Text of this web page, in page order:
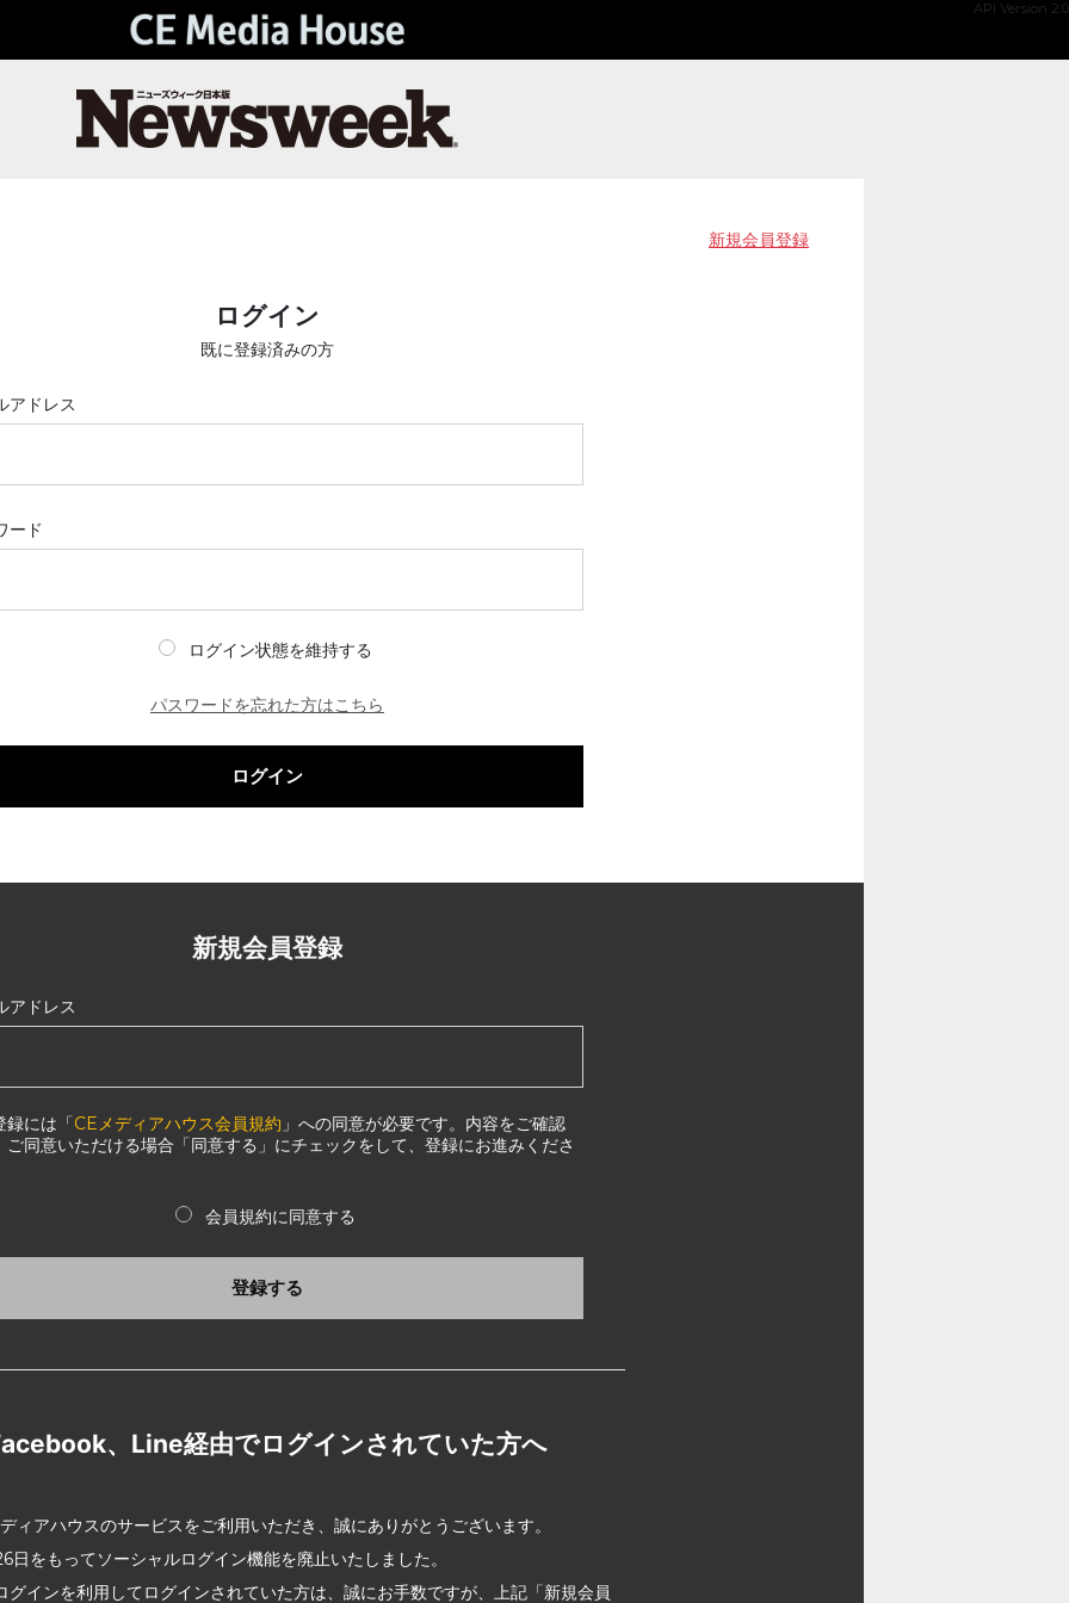
API Version 2.0
新規会員登録
ログイン
既に登録済みの方
アドレス
ード
ログイン状態を維持する
パスワードを忘れた方はこちら
ログイン
新規会員登録
アドレス
録には「CEメディアハウス会員規約 」への同意が必要です。内容をご確認
ご同意いただける場合「同意する」にチェックをして、登録にお進みくださ
会員規約に同意する
登録する
、Line経由でログインされていた方へ
ィアハウスのサービスをご利用いただき、誠にありがとうございます。
日をもってソーシャルログイン機能を廃止いたしました。
グインを利用してログインされていた方は、誠にお手数ですが、上記「新規会員